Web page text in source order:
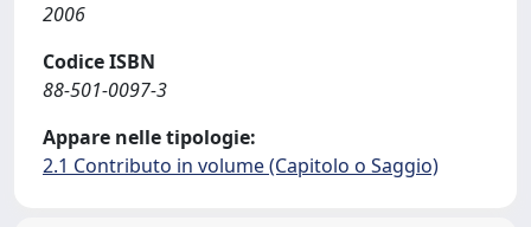
2006
Codice ISBN
88-501-0097-3
Appare nelle tipologie:
2.1 Contributo in volume (Capitolo o Saggio)